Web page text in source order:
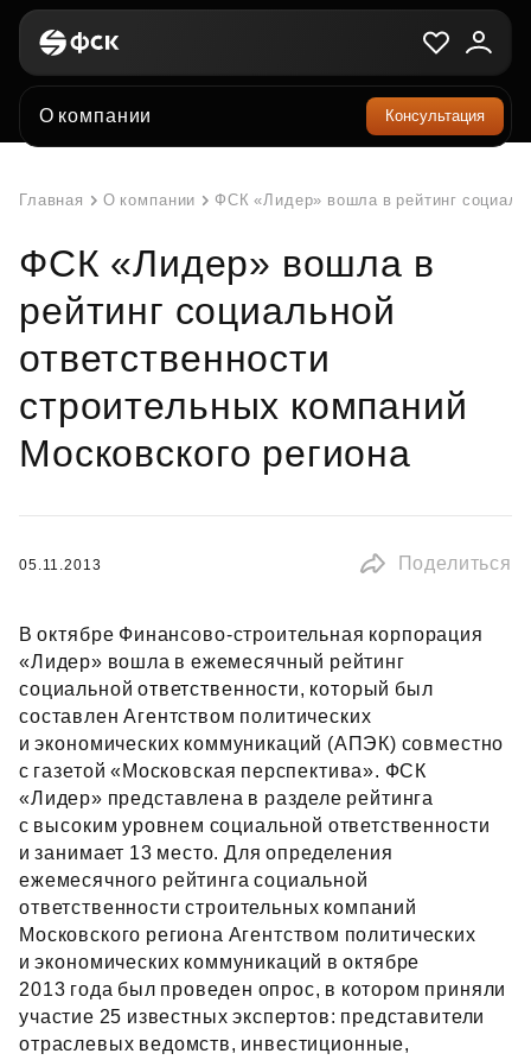
О компании Консультация
Главная О компании ФСК «Лидер» вошла в рейтинг
ФСК «Лидер» вошла в
рейтинг социальной
ответственности
строительных компаний
Московского региона
05.11.2013 Поделиться
В октябре Финансово‑строительная корпорация
«Лидер» вошла в ежемесячный рейтинг
социальной ответственности, который был
составлен Агентством политических
и экономических коммуникаций (АПЭК) совместно
с газетой «Московская перспектива». ФСК
«Лидер» представлена в разделе рейтинга
с высоким уровнем социальной ответственности
и занимает 13 место. Для определения
ежемесячного рейтинга социальной
ответственности строительных компаний
Московского региона Агентством политических
и экономических коммуникаций в октябре
2013 года был проведен опрос, в котором приняли
участие 25 известных экспертов: представители
отраслевых ведомств, инвестиционные,